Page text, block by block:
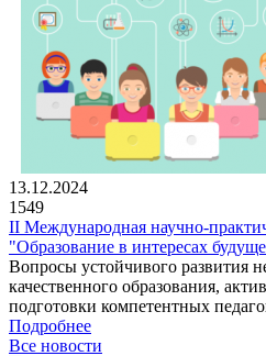
13.12.2024
1549
II Международная научно-
"Образование в интересах
Вопросы устойчивого развития
качественного образования,
подготовки компетентных
Подробнее
Все новости